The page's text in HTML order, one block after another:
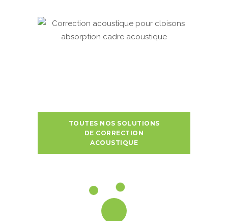
TOUTES NOS SOLUTIONS
DE CORRECTION
ACOUSTIQUE